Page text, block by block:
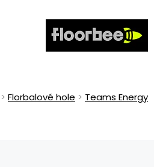
Florbalové hole Teams Energy